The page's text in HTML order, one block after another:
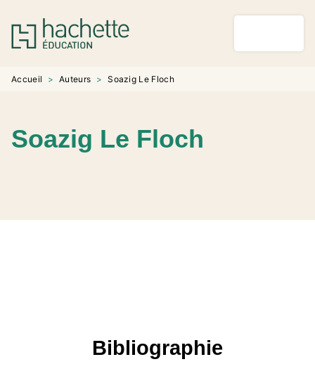
MENU RECHERCHE
PIED DE PAGE
Accueil > Auteurs > Soazig Le Floch
Soazig Le Floch
Bibliographie